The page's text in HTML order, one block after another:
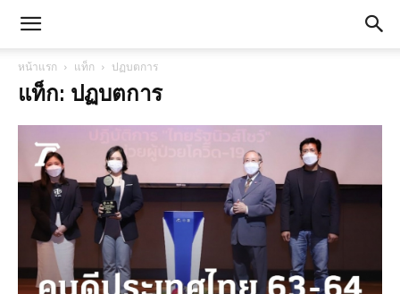
หน้าแรก แท็ก ปฏบตการ
แท็ก: ปฏบตการ